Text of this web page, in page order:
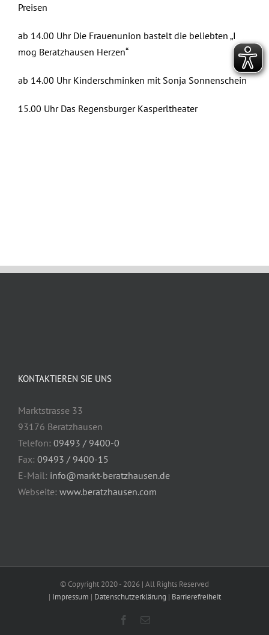
Preisen
ab 14.00 Uhr Die Frauenunion bastelt die beliebten „I
mog Beratzhausen Herzen“
ab 14.00 Uhr Kinderschminken mit Sonja Sonnenschein
15.00 Uhr Das Regensburger Kasperltheater
KONTAKTIEREN SIE UNS
Marktstrasse 33
93176 Beratzhausen
Telefon: 09493 / 9400-0
Fax: 09493 / 9400-15
E-Mail: info@markt-beratzhausen.de
Webseite: www.beratzhausen.com
© Copyright 2020 - 2026 | All Rights Reserved
| Impressum | Datenschutzerklärung | Barrierefreiheit
Facebook
E-